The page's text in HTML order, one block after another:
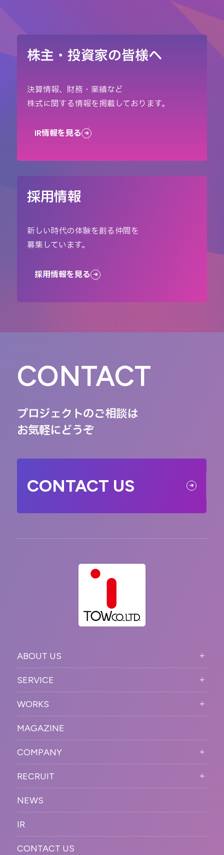
株主・投資家の皆様へ
決算情報、財務・業績など
株式に関する情報を掲載しております。
IR情報を見る
採用情報
新しい時代の体験を創る仲間を
募集しています。
採用情報を見る
CONTACT
プロジェクトのご相談は
お気軽にどうぞ
CONTACT US
ABOUT US
PURPOSE
VISION
OUR DNA
SERVICE
STRONG POINT
BUSINESS DOMAIN
SOLUTION
WORKFLOW
WORKS
オンラインイベント
SNSプロモーション
プラットフォーム販
促
デジタル制作・映像
制作
PR
カンファレンス・展示会・アワ
ESPORTS・ゲームプロモーシ
MAGAZINE
COMPANY
COMPANY INFORMATION
MESSAGE
OFFICER
ACCESS
ORGANIZATION CHART
RECRUIT
新卒採用
キャリア採用
NEWS
IR
CONTACT US